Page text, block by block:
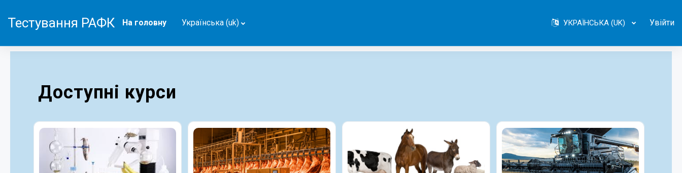
Тестування РАФК На головну Українська ‎(uk)‎ УКРАЇНСЬКА ‎(UK)‎ Увійти
Доступні курси